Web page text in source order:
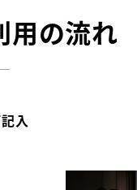
用の流れ
入